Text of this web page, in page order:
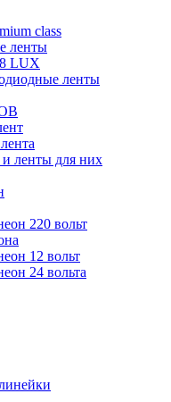
class
ленты
LUX
ленты
ленты для них
220 вольт
12 вольт
24 вольта